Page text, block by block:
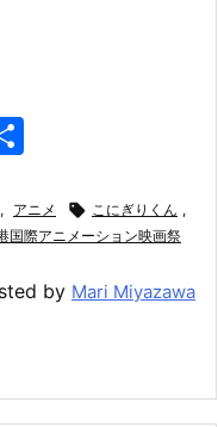
, アニメ  こにぎりくん ,
国際アニメーション映画祭
by Mari Miyazawa